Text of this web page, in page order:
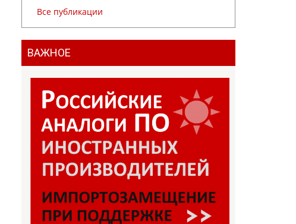
Все публикации
ВАЖНОЕ